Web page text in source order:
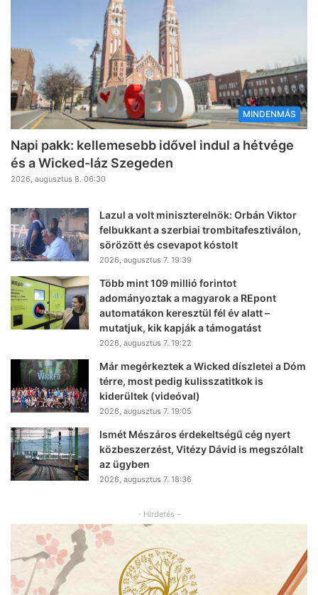
MINDENMÁS
Napi pakk: kellemesebb idővel indul a hétvége
és a Wicked-láz Szegeden
2026, augusztus 8. 06:30
Lazul a volt miniszterelnök: Orbán Viktor
felbukkant a szerbiai trombitafesztiválon,
sörözött és csevapot kóstolt
2026, augusztus 7. 19:39
Több mint 109 millió forintot
adományoztak a magyarok a REpont
automatákon keresztül fél év alatt –
mutatjuk, kik kapják a támogatást
2026, augusztus 7. 19:22
Már megérkeztek a Wicked díszletei a Dóm
térre, most pedig kulisszatitkok is
kiderültek (videóval)
2026, augusztus 7. 19:05
Ismét Mészáros érdekeltségű cég nyert
közbeszerzést, Vitézy Dávid is megszólalt
az ügyben
2026, augusztus 7. 18:36
- Hirdetés -